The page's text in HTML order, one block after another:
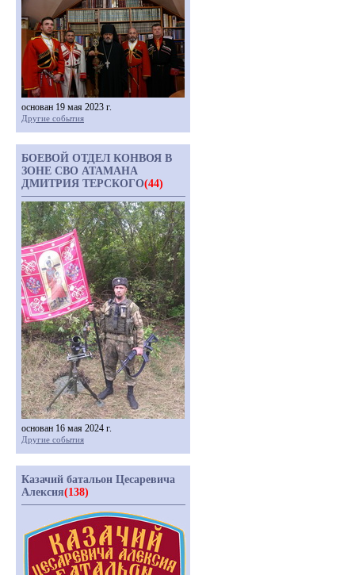
основан 19 мая 2023 г.
Другие события
БОЕВОЙ ОТДЕЛ КОНВОЯ В
ЗОНЕ СВО АТАМАНА
ДМИТРИЯ ТЕРСКОГО(44)
основан 16 мая 2024 г.
Другие события
Казачий батальон Цесаревича
Алексия(138)